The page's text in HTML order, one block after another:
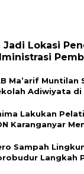
Jadi Lokasi
Ma’arif Muntilan
Adiwiyata
Lakukan
Karanganyar
Sampah
Langkah